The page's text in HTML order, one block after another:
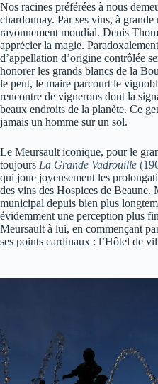
Nos racines préférées à nous
chardonnay. Par ses vins, à
rayonnement mondial. Denis
apprécier la magie.
d’appellation d’origine contrôlée
honorer les grands blancs de la
le peut, le maire parcourt le
rencontre de vignerons dont la
beaux endroits de la planète. Ce
jamais un homme sur un sol.
Le Meursault iconique, pour le
toujours La Grande Vadrouille
qui joue joyeusement les
des vins des Hospices de
municipal depuis bien plus
évidemment une perception plus
Meursault à lui, en commençant
ses points cardinaux : l’Hôtel de